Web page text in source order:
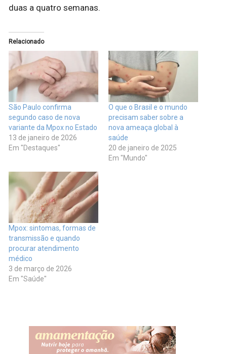
duas a quatro semanas.
Relacionado
São Paulo confirma
segundo caso de nova
variante da Mpox no Estado
13 de janeiro de 2026
Em "Destaques"
O que o Brasil e o mundo
precisam saber sobre a
nova ameaça global à
saúde
20 de janeiro de 2025
Em "Mundo"
Mpox: sintomas, formas de
transmissão e quando
procurar atendimento
médico
3 de março de 2026
Em "Saúde"